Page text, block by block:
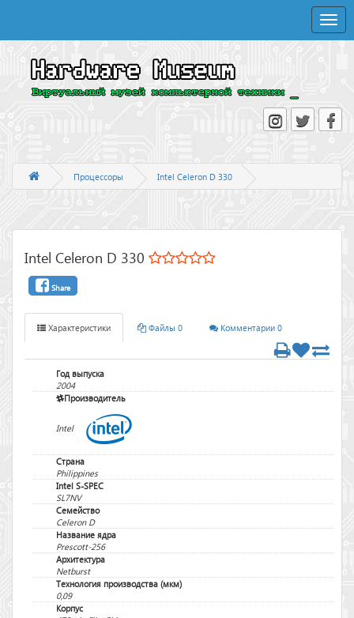
Toggle
Процессоры Intel Celeron D 330
Intel Celeron D 330
Share
Характеристики Файлы 0 Комментарии 0
Год выпуска
2004
Производитель
Intel
Страна
Philippines
Intel S-SPEC
SL7NV
Семейство
Celeron D
Название ядра
Prescott-256
Архитектура
Netburst
Технология производства (мкм)
0,09
Корпус